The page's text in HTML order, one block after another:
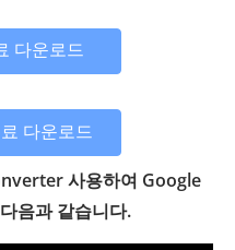
다운로드
다운로드
사용하여 Google
음과 같습니다.